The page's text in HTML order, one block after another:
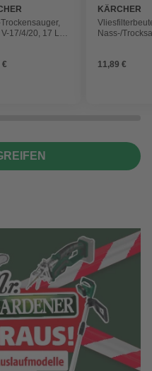
17/4/20, 17 L,
€
KÄRCHER
Nass-/
4 Stück
11,89 €